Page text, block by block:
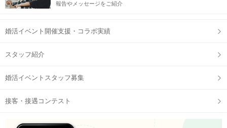
報告やメッセージをご紹介
婚活イベント開催支援・コラボ実績
スタッフ紹介
婚活イベントスタッフ募集
接客・接遇コンテスト